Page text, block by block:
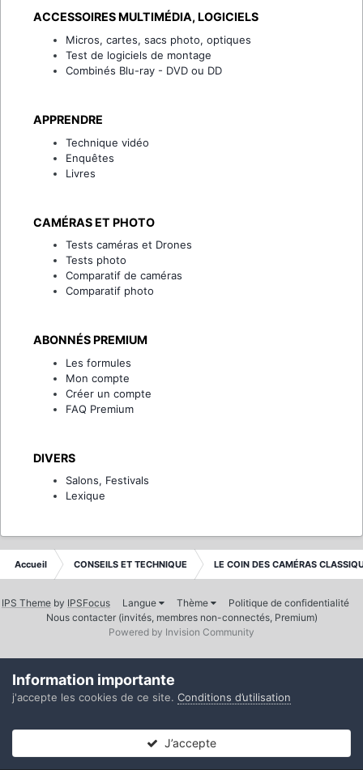
ACCESSOIRES MULTIMÉDIA, LOGICIELS
Micros, cartes, sacs photo, optiques
Test de logiciels de montage
Combinés Blu-ray - DVD ou DD
APPRENDRE
Technique vidéo
Enquêtes
Livres
CAMÉRAS ET PHOTO
Tests caméras et Drones
Tests photo
Comparatif de caméras
Comparatif photo
ABONNÉS PREMIUM
Les formules
Mon compte
Créer un compte
FAQ Premium
DIVERS
Salons, Festivals
Lexique
Accueil CONSEILS ET TECHNIQUE LE COIN DES CAMÉRAS
IPS Theme by IPSFocus Langue Thème
Politique de confidentialité
Nous contacter (invités, membres non-connectés, Premium)
Powered by Invision Community
Information importante
j'accepte les cookies de ce site. Conditions d’utilisation
J’accepte